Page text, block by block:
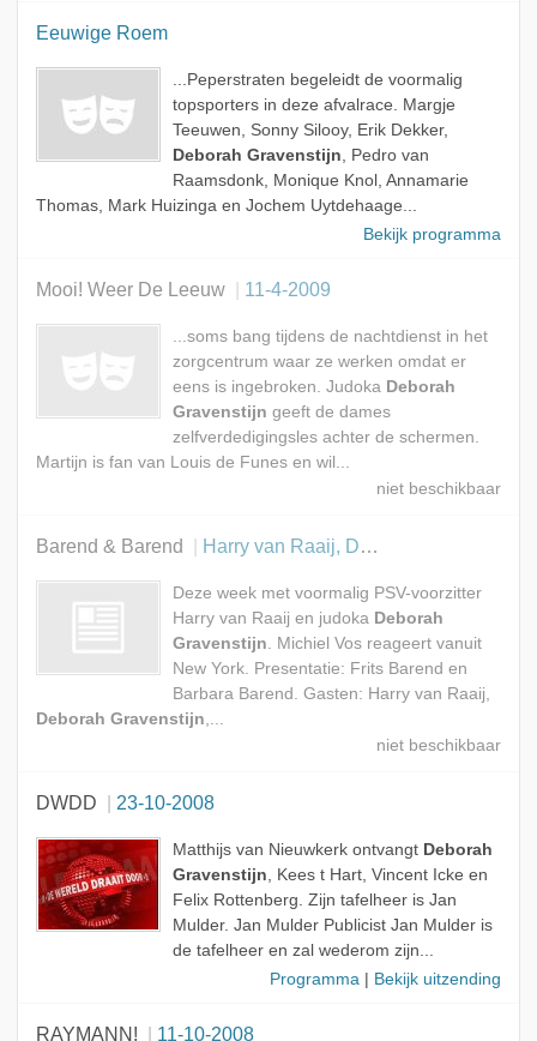
Eeuwige Roem
...Peperstraten begeleidt de voormalig
topsporters in deze afvalrace. Margje
Teeuwen, Sonny Silooy, Erik Dekker,
Deborah Gravenstijn, Pedro van
Raamsdonk, Monique Knol, Annamarie
Thomas, Mark Huizinga en Jochem Uytdehaage...
Bekijk programma
Mooi! Weer De Leeuw 11-4-2009
...soms bang tijdens de nachtdienst in het
zorgcentrum waar ze werken omdat er
eens is ingebroken. Judoka Deborah
Gravenstijn geeft de dames
zelfverdedigingsles achter de schermen.
Martijn is fan van Louis de Funes en wil...
Barend & Barend Harry van Raaij, Deborah Gravenstijn en Michiel Vos
Deze week met voormalig PSV-voorzitter
Harry van Raaij en judoka Deborah
Gravenstijn. Michiel Vos reageert vanuit
New York. Presentatie: Frits Barend en
Barbara Barend. Gasten: Harry van Raaij,
Deborah Gravenstijn,...
DWDD 23-10-2008
Matthijs van Nieuwkerk ontvangt Deborah
Gravenstijn, Kees t Hart, Vincent Icke en
Felix Rottenberg. Zijn tafelheer is Jan
Mulder. Jan Mulder Publicist Jan Mulder is
de tafelheer en zal wederom zijn...
Programma
Bekijk uitzending
RAYMANN! 11-10-2008